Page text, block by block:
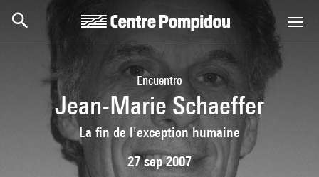
Skip to main content
Centre Pompidou
Encuentro
Jean-Marie Schaeffer
La fin de l'exception humaine
27 sep 2007